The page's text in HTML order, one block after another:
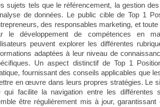
sujets tels que le référencement, la gestion
de données. Le public cible de Top 1
des responsables marketing, et
le développement de compétences en
peuvent explorer les différentes
adaptées à leur niveau de
Un aspect distinctif de Top 1
fournissant des conseils applicables que
en œuvre dans leurs propres stratégies. Le
qui facilite la navigation entre les différentes
être régulièrement mis à jour, garantissant